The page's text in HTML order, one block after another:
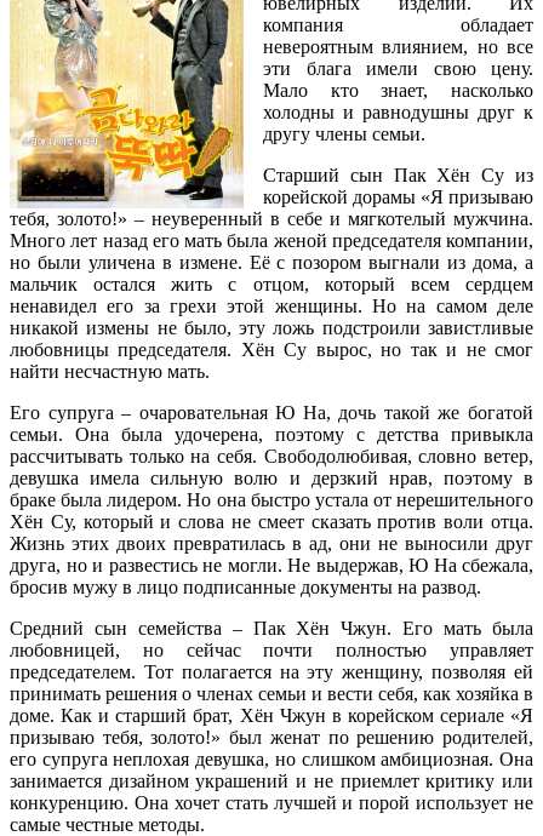
компания обладает
невероятным влиянием, но все
эти блага имели свою цену.
Мало кто знает, насколько
холодны и равнодушны друг к
другу члены семьи.
Старший сын Пак Хён Су из
корейской дорамы «Я призываю
тебя, золото!» – неуверенный в себе и мягкотелый мужчина.
Много лет назад его мать была женой председателя компании,
но были уличена в измене. Её с позором выгнали из дома, а
мальчик остался жить с отцом, который всем сердцем
ненавидел его за грехи этой женщины. Но на самом деле
никакой измены не было, эту ложь подстроили завистливые
любовницы председателя. Хён Су вырос, но так и не смог
найти несчастную мать.
Его супруга – очаровательная Ю На, дочь такой же богатой
семьи. Она была удочерена, поэтому с детства привыкла
рассчитывать только на себя. Свободолюбивая, словно ветер,
девушка имела сильную волю и дерзкий нрав, поэтому в
браке была лидером. Но она быстро устала от нерешительного
Хён Су, который и слова не смеет сказать против воли отца.
Жизнь этих двоих превратилась в ад, они не выносили друг
друга, но и развестись не могли. Не выдержав, Ю На сбежала,
бросив мужу в лицо подписанные документы на развод.
Средний сын семейства – Пак Хён Чжун. Его мать была
любовницей, но сейчас почти полностью управляет
председателем. Тот полагается на эту женщину, позволяя ей
принимать решения о членах семьи и вести себя, как хозяйка в
доме. Как и старший брат, Хён Чжун в корейском сериале «Я
призываю тебя, золото!» был женат по решению родителей,
его супруга неплохая девушка, но слишком амбициозная. Она
занимается дизайном украшений и не приемлет критику или
конкуренцию. Она хочет стать лучшей и порой использует не
самые честные методы.